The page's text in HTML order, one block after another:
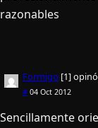
razonables
Formigo [1]
# 04 Oct 2012
Sencillamente